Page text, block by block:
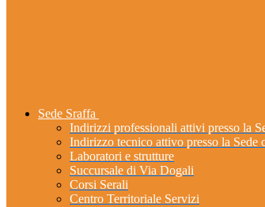
Sede Sraffa
Indirizzi professionali attivi presso la
Indirizzo tecnico attivo presso la Sede
Laboratori e strutture
Succursale di Via Dogali
Corsi Serali
Centro Territoriale Servizi